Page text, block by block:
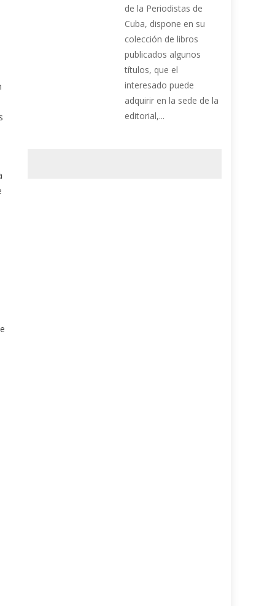
de la Periodistas de
Cuba, dispone en su
colección de libros
publicados algunos
títulos, que el
interesado puede
adquirir en la sede de la
editorial,...